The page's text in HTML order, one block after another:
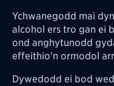
Ychwanegodd mai
alcohol ers tro gan ei
ond anghytunodd
effeithio'n ormodol
Dywedodd ei bod